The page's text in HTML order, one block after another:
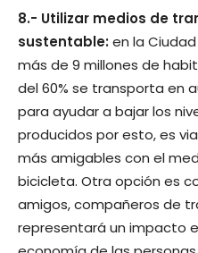
8.- Utilizar medios de
sustentable:en la
más de 9 millones de
del 60% se transporta en
para ayudar a bajar los
producidos por esto, es
más amigables con el
bicicleta. Otra opción es
amigos, compañeros de
representará un impacto